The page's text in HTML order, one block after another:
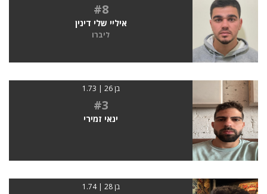
#8
איליי שלי דינין
ליברו
בן 26 | 1.73
#3
ינאי זמירי
בן 28 | 1.74